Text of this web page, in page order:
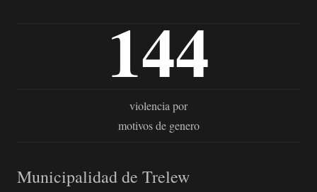
144
violencia por
motivos de genero
Municipalidad de Trelew